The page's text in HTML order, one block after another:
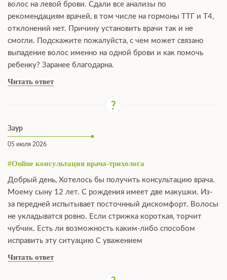
волос на левой брови. Сдали все анализы по
рекомендациям врачей, в том числе на гормоны ТТГ и Т4,
отклонений нет. Причину установить врачи так и не
смогли. Подскажите пожалуйста, с чем может связано
выпадение волос именно на одной брови и как помочь
ребенку? Заранее благодарна.
Читать ответ
Заур
05 июля 2026
#Online консультация врача-трихолога
Добрый день, Хотелось бы получить консультацию врача.
Моему сыну 12 лет. С рождения имеет две макушки. Из-
за передней испытывает посточнный дискомфорт. Волосы
не укладыватся ровно. Если стрижка короткая, торчит
чубчик. Есть ли возможность каким-либо способом
исправить эту ситуацию С уважением
Читать ответ